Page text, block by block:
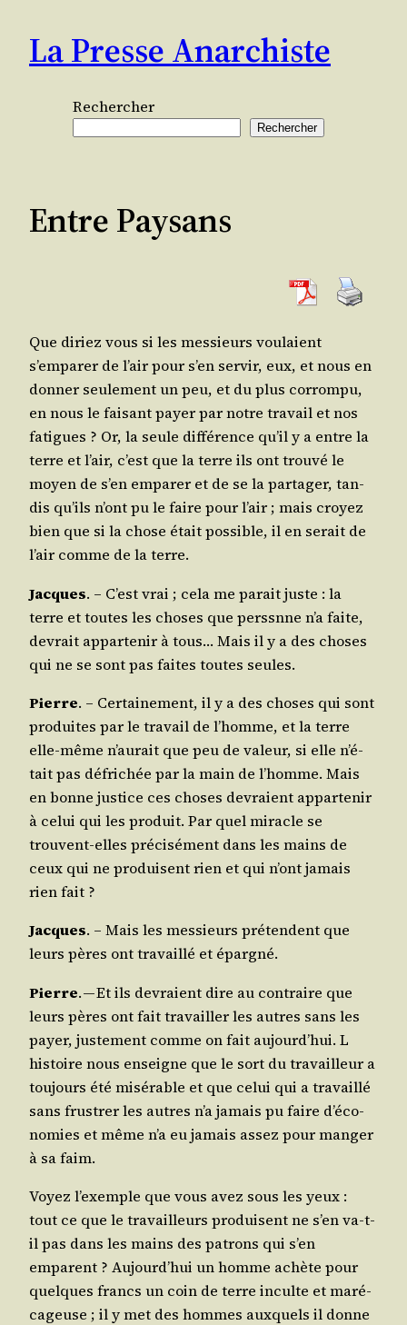
contenu
La Presse Anarchiste
Rechercher
Rechercher
Entre Paysans
Que diriez vous si les mes­sieurs vou­laient
s’emparer de l’air pour s’en ser­vir, eux, et nous en
don­ner seule­ment un peu, et du plus cor­rom­pu,
en nous le fai­sant payer par notre tra­vail et nos
fatigues ? Or, la seule dif­fé­rence qu’il y a entre la
terre et l’air, c’est que la terre ils ont trou­vé le
moyen de s’en empa­rer et de se la par­ta­ger, tan­
dis qu’ils n’ont pu le faire pour l’air ; mais croyez
bien que si la chose était pos­sible, il en serait de
l’air comme de la terre.
Jacques. – C’est vrai ; cela me parait juste : la
terre et toutes les choses que perssnne n’a faite,
devrait appar­te­nir à tous… Mais il y a des choses
qui ne se sont pas faites toutes seules.
Pierre. – Cer­tai­ne­ment, il y a des choses qui sont
pro­duites par le tra­vail de l’homme, et la terre
elle-même n’au­rait que peu de valeur, si elle n’é­
tait pas défri­chée par la main de l’homme. Mais
en bonne jus­tice ces choses devraient appar­te­nir
à celui qui les pro­duit. Par quel miracle se
trouvent-elles pré­ci­sé­ment dans les mains de
ceux qui ne pro­duisent rien et qui n’ont jamais
rien fait ?
Jacques. – Mais les mes­sieurs pré­tendent que
leurs pères ont tra­vaillé et épargné.
Pierre. — Et ils devraient dire au contraire que
leurs pères ont fait tra­vailler les autres sans les
payer, jus­te­ment comme on fait aujourd’­hui. L
his­toire nous enseigne que le sort du tra­vailleur a
tou­jours été misé­rable et que celui qui a tra­vaillé
sans frus­trer les autres n’a jamais pu faire d’é­co­
no­mies et même n’a eu jamais assez pour man­ger
à sa faim.
Voyez l’exemple que vous avez sous les yeux :
tout ce que le tra­vailleurs pro­duisent ne s’en va-t-
il pas dans les mains des patrons qui s’en
emparent ? Aujourd’­hui un homme achète pour
quelques francs un coin de terre inculte et maré­
ca­geuse ; il y met des hommes aux­quels il donne